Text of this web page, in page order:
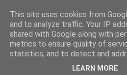
Ευάγγελος
ΠΡΟΕΔΡΟΣ ΕΘΝΙΚΗΣ
This site uses cookies from
and to analyze traffic. Your IP
shared with Google along with
metrics to ensure quality of
statistics, and to detect and
LEARN MORE